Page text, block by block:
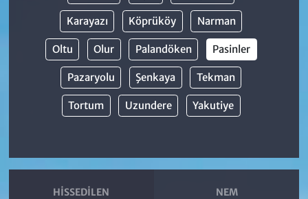
Karayazı Köprüköy Narman
Oltu Olur Palandöken Pasinler
Pazaryolu Şenkaya Tekman
Tortum Uzundere Yakutiye
HISSEDILEN NEM